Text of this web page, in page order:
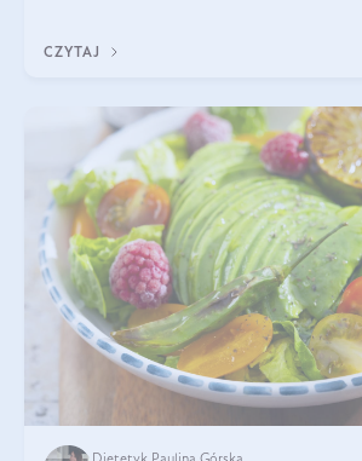
CZYTAJ